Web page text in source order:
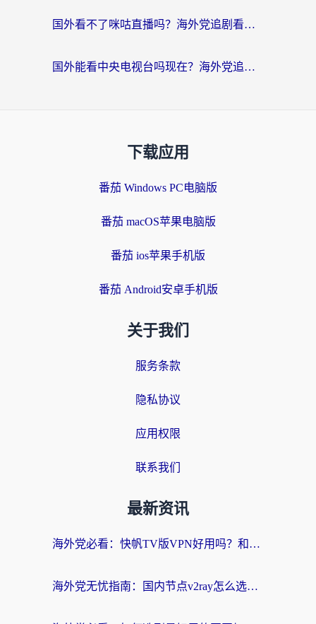
国外看不了咪咕直播吗？海外党追剧看片的加速器选择指南
国外能看中央电视台吗现在？海外党追剧看央视的实用指南
下载应用
番茄 Windows PC电脑版
番茄 macOS苹果电脑版
番茄 ios苹果手机版
番茄 Android安卓手机版
关于我们
服务条款
隐私协议
应用权限
联系我们
最新资讯
海外党必看：快帆TV版VPN好用吗？和快游VPN对比哪个回国效果更好？附实用避坑指南
海外党无忧指南：国内节点v2ray怎么选？一键回国VPN+多场景实测帮你避坑